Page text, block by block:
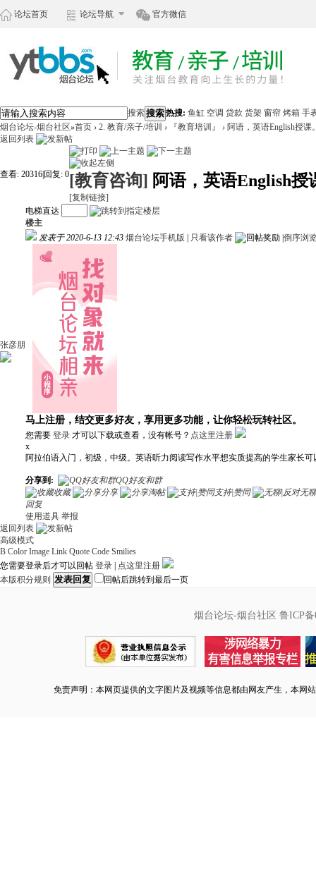
论坛首页 论坛导航 官方微信
搜索搜索热搜: 鱼缸 空调 贷款 货架 窗帘 烤箱 手
烟台论坛-烟台社区»首页 › 2. 教育/亲子/培训 › 『教育培训』 › 阿语，英语English授课
返回列表
查看: 20316 回复: 0[教育咨询] 阿语，英语English授
[复制链接]
张彦朋
电梯直达
楼主
发表于 2020-6-13 12:43 烟台论坛手机版 只看该作者 倒序浏
马上注册，结交更多好友，享用更多功能，让你轻松玩转社区。
您需要 登录 才可以下载或查看，没有帐号？ 点这里注册
x
阿拉伯语入门，初级，中级。英语听力阅读写作水平想实质提高的学生家长可
分享到:
QQ好友和群
收藏
分享 淘帖 支持|赞同
无
回复
使用道具 举报
返回列表
高级模式
B Color Image Link Quote Code Smilies
您需要登录后才可以回帖 登录
点这里注册
本版积分规则 发表回复 回帖后跳转到最后一页
烟台论坛-烟台社区 鲁ICP备
免责声明：本网页提供的文字图片及视频等信息都由网友产生，本网